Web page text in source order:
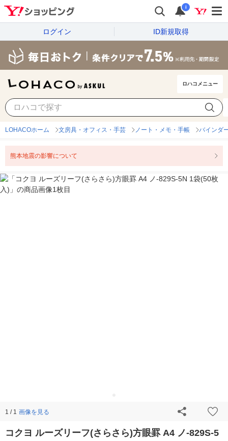
i
ログイン ID新規取得
ロハコメニュー
LOHACOホーム 文房具・オフィス・手芸 ノート・メモ・手帳 バインダ
熊本地震の影響について
1 / 1 画像を見る
コクヨ ルーズリーフ(さらさら)方眼罫 A4 ノ-829S-5